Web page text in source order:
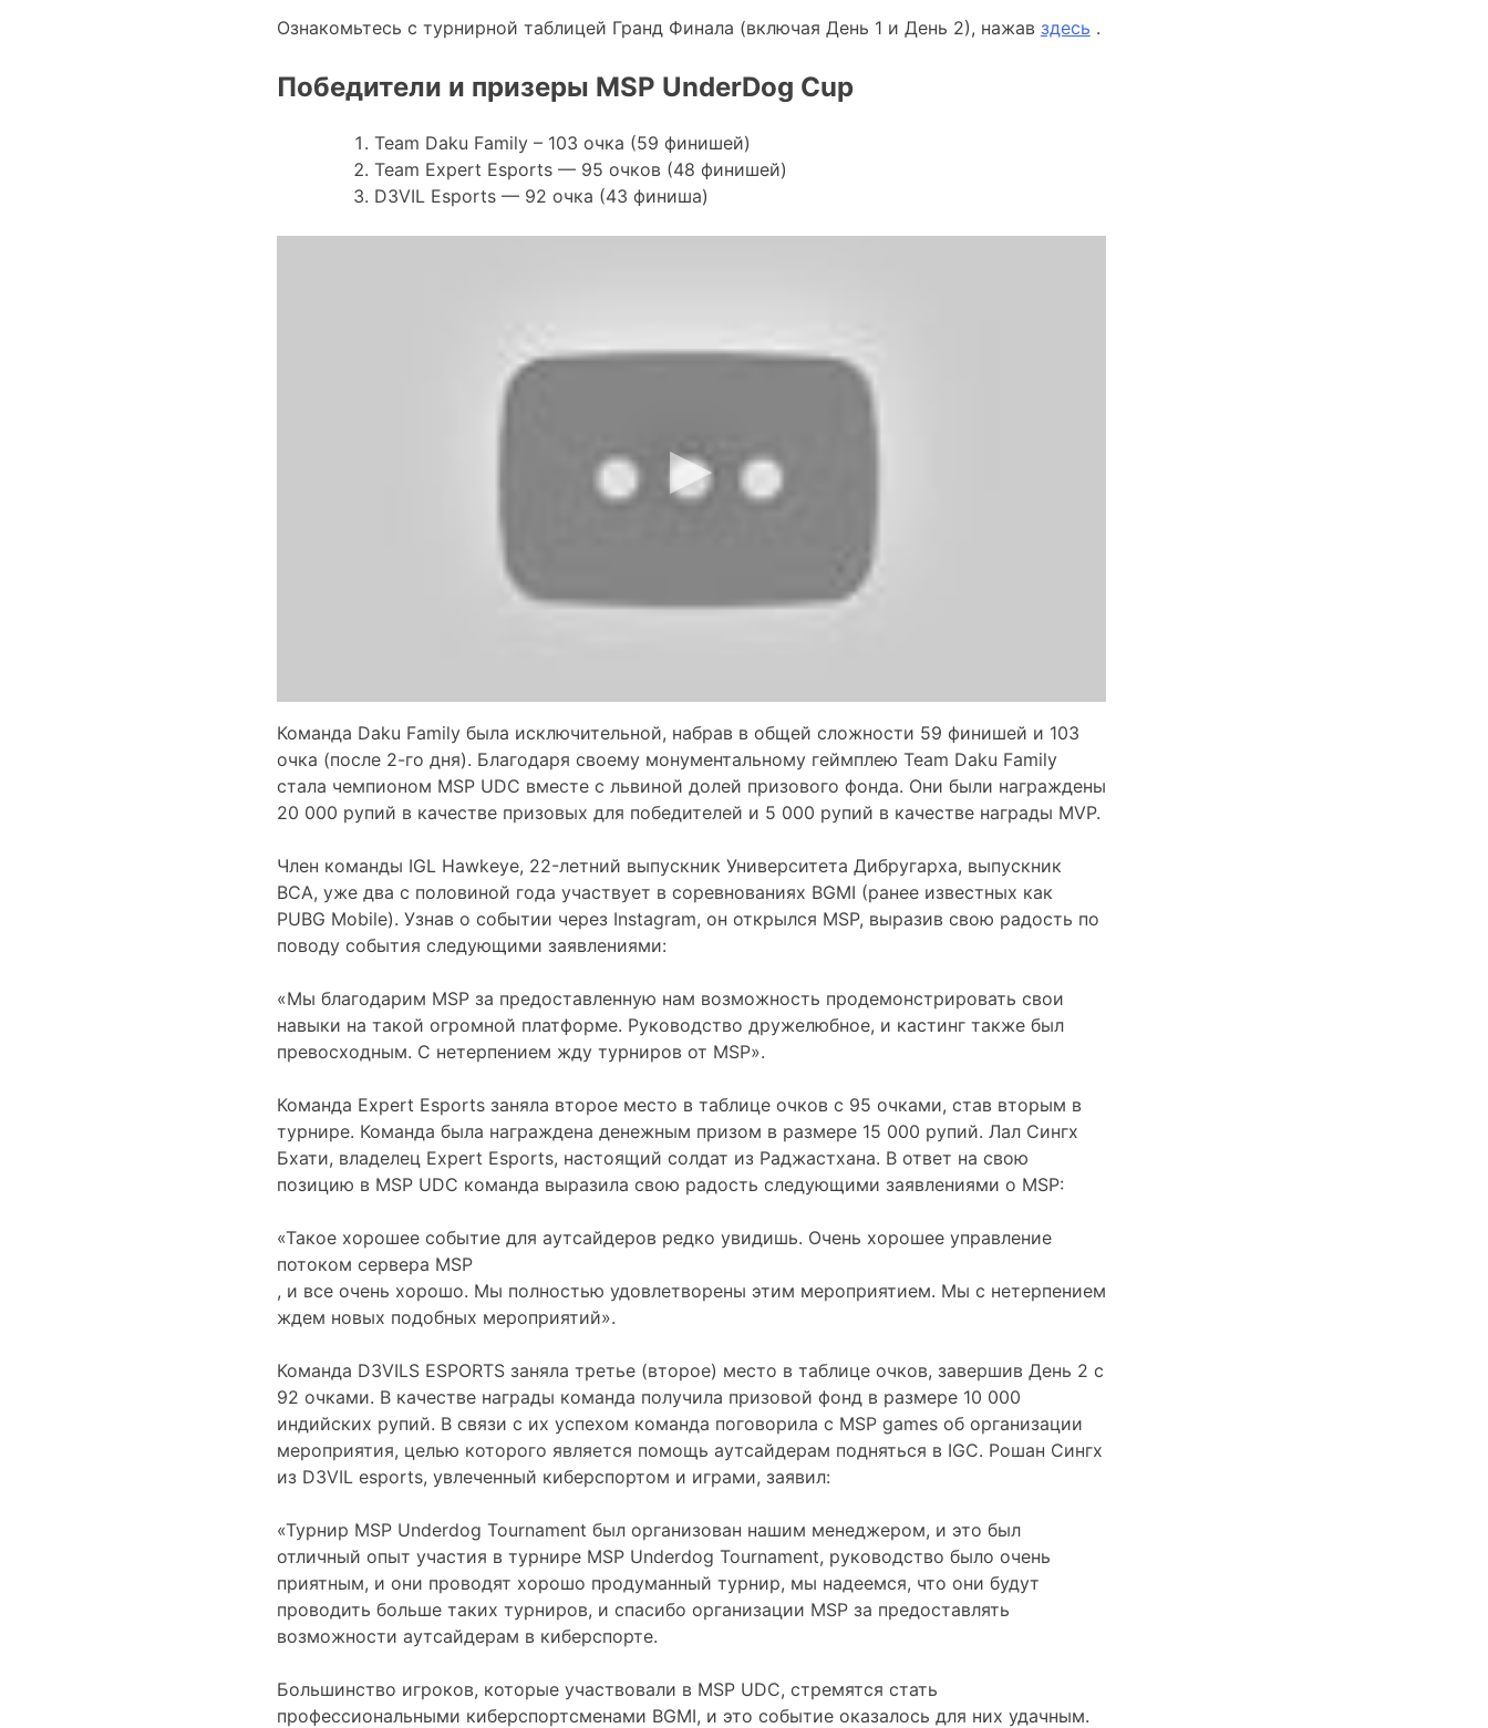
Ознакомьтесь с турнирной таблицей Гранд Финала (включая День 1 и День 2), нажав здесь .
Победители и призеры MSP UnderDog Cup
Team Daku Family – 103 очка (59 финишей)
Team Expert Esports — 95 очков (48 финишей)
D3VIL Esports — 92 очка (43 финиша)
Команда Daku Family была исключительной, набрав в общей сложности 59 финишей и 103
очка (после 2-го дня). Благодаря своему монументальному геймплею Team Daku Family
стала чемпионом MSP UDC вместе с львиной долей призового фонда. Они были награждены
20 000 рупий в качестве призовых для победителей и 5 000 рупий в качестве награды MVP.
Член команды IGL Hawkeye, 22-летний выпускник Университета Дибругарха, выпускник
BCA, уже два с половиной года участвует в соревнованиях BGMI (ранее известных как
PUBG Mobile). Узнав о событии через Instagram, он открылся MSP, выразив свою радость по
поводу события следующими заявлениями:
«Мы благодарим MSP за предоставленную нам возможность продемонстрировать свои
навыки на такой огромной платформе. Руководство дружелюбное, и кастинг также был
превосходным. С нетерпением жду турниров от MSP».
Команда Expert Esports заняла второе место в таблице очков с 95 очками, став вторым в
турнире. Команда была награждена денежным призом в размере 15 000 рупий. Лал Сингх
Бхати, владелец Expert Esports, настоящий солдат из Раджастхана. В ответ на свою
позицию в MSP UDC команда выразила свою радость следующими заявлениями о MSP:
«Такое хорошее событие для аутсайдеров редко увидишь. Очень хорошее управление
потоком сервера MSP
, и все очень хорошо. Мы полностью удовлетворены этим мероприятием. Мы с нетерпением
ждем новых подобных мероприятий».
Команда D3VILS ESPORTS заняла третье (второе) место в таблице очков, завершив День 2 с
92 очками. В качестве награды команда получила призовой фонд в размере 10 000
индийских рупий. В связи с их успехом команда поговорила с MSP games об организации
мероприятия, целью которого является помощь аутсайдерам подняться в IGC. Рошан Сингх
из D3VIL esports, увлеченный киберспортом и играми, заявил:
«Турнир MSP Underdog Tournament был организован нашим менеджером, и это был
отличный опыт участия в турнире MSP Underdog Tournament, руководство было очень
приятным, и они проводят хорошо продуманный турнир, мы надеемся, что они будут
проводить больше таких турниров, и спасибо организации MSP за предоставлять
возможности аутсайдерам в киберспорте.
Большинство игроков, которые участвовали в MSP UDC, стремятся стать
профессиональными киберспортсменами BGMI, и это событие оказалось для них удачным.